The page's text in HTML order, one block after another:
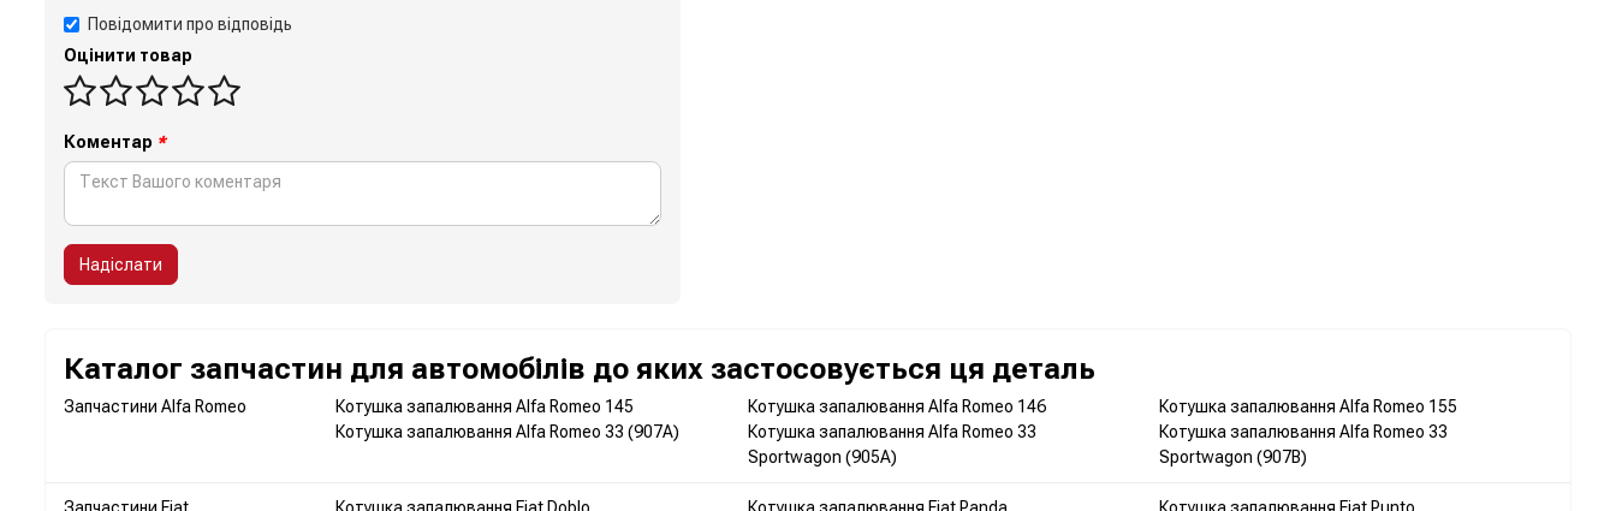
Повідомити про відповідь
Оцінити товар
Коментар *
Надіслати
Каталог запчастин для автомобілів до яких застосовується ця деталь
Запчастини Alfa Romeo Котушка запалювання Alfa Romeo 145 Котушка запалювання Alfa Romeo 146
Котушка запалювання Alfa Romeo 155
Котушка запалювання Alfa Romeo 33 (907A)
Котушка запалювання Alfa Romeo 33
Sportwagon (905A)
Котушка запалювання Alfa Romeo 33
Sportwagon (907B)
Запчастини Fiat Котушка запалювання Fiat Doblo Котушка запалювання Fiat Panda Котушка запалювання Fiat Punto